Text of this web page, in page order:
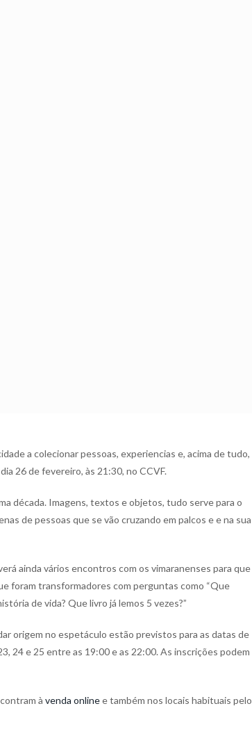
a colecionar pessoas, experiencias e, acima de tudo,
26 de fevereiro, às 21:30, no CCVF.
década. Imagens, textos e objetos, tudo serve para o
de pessoas que se vão cruzando em palcos e e na sua
ainda vários encontros com os vimaranenses para que
foram transformadores com perguntas como “Que
de vida? Que livro já lemos 5 vezes?”
origem no espetáculo estão previstos para as datas de
24 e 25 entre as 19:00 e as 22:00. As inscrições podem
à venda onlinee também nos locais habituais pelo